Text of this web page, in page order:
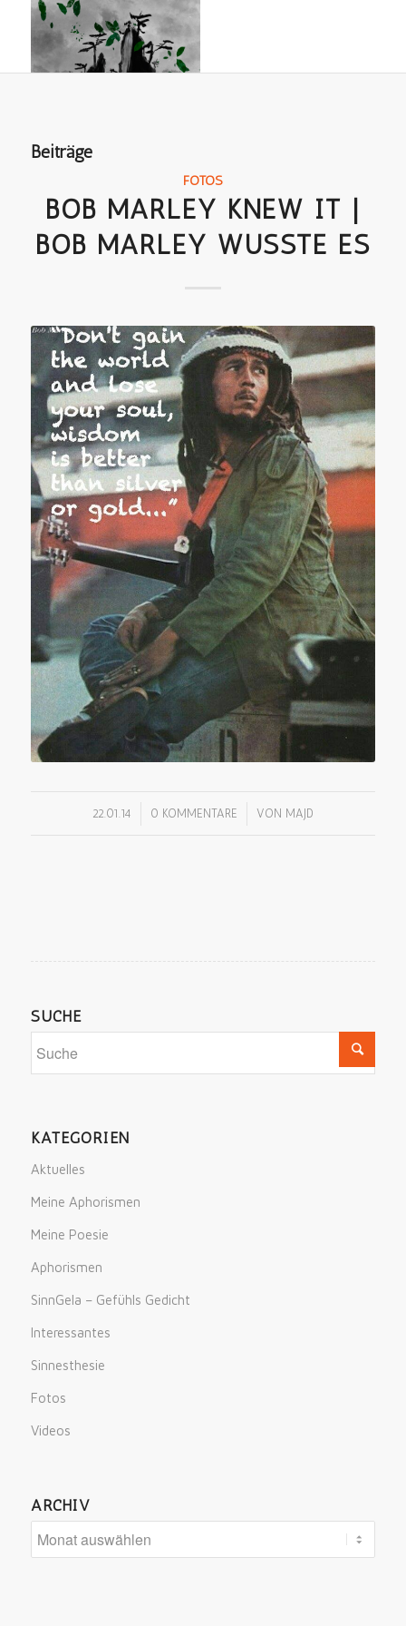
Beiträge
FOTOS
BOB MARLEY KNEW IT |
BOB MARLEY WUSSTE ES
22.01.14 0 KOMMENTARE
/ VON MAJD
SUCHE
KATEGORIEN
Aktuelles
Meine Aphorismen
Meine Poesie
Aphorismen
SinnGela – Gefühls Gedicht
Interessantes
Sinnesthesie
Fotos
Videos
ARCHIV